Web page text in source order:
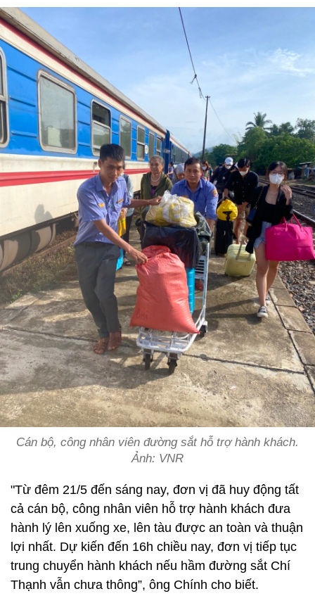
Cán bộ, công nhân viên đường sắt hỗ trợ hành khách.
Ảnh: VNR
"Từ đêm 21/5 đến sáng nay, đơn vị đã huy động tất
cả cán bộ, công nhân viên hỗ trợ hành khách đưa
hành lý lên xuống xe, lên tàu được an toàn và thuận
lợi nhất. Dự kiến đến 16h chiều nay, đơn vị tiếp tục
trung chuyển hành khách nếu hầm đường sắt Chí
Thạnh vẫn chưa thông”, ông Chính cho biết.